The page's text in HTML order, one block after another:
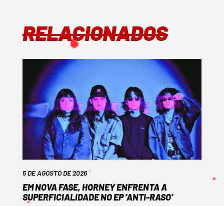
RELACIONADOS
5 DE AGOSTO DE 2026
EM NOVA FASE, HORNEY ENFRENTA A
SUPERFICIALIDADE NO EP ‘ANTI-RASO’